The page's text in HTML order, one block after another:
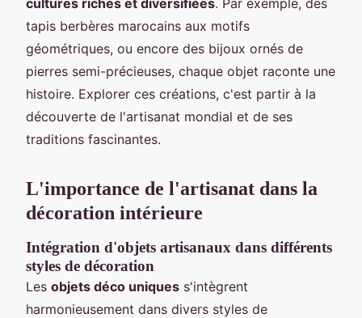
tapis berbères marocains aux motifs
géométriques, ou encore des bijoux ornés de
pierres semi-précieuses, chaque objet raconte une
histoire. Explorer ces créations, c'est partir à la
découverte de l'artisanat mondial et de ses
traditions fascinantes.
L'importance de l'artisanat dans la
décoration intérieure
Intégration d'objets artisanaux dans différents
styles de décoration
Les objets déco uniques s'intègrent
harmonieusement dans divers styles de